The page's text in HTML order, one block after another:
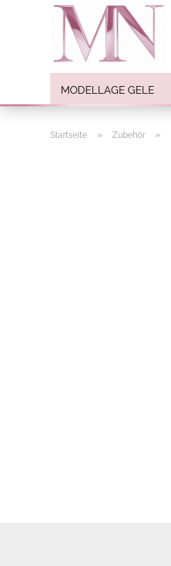
MODELLAGE GELE
Startseite » Zubehör »